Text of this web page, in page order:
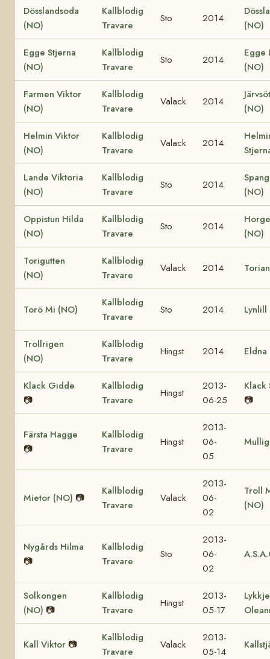
Dösslandsoda
(NO)
Kallblodig
Travare
Sto 2014
(NO)
Egge Stjerna
(NO)
Kallblodig
Travare
Sto 2014
Egge
(NO)
Farmen Viktor
(NO)
Kallblodig
Travare
Valack 2014
(NO)
Helmin Viktor
(NO)
Kallblodig
Travare
Valack 2014
Lande Viktoria
(NO)
Kallblodig
Travare
Sto 2014
(NO)
Oppistun Hilda
(NO)
Kallblodig
Travare
Sto 2014
(NO)
Torigutten
(NO)
Kallblodig
Travare
Valack 2014
Torö Mi (NO)
Kallblodig
Travare
Sto 2014 Lynlill
Trollrigen
(NO)
Kallblodig
Travare
Hingst 2014
Klack Gidde
📷
Kallblodig
Travare
Hingst
2013-
06-25
Klack
📷
Färsta Hagge
📷
Kallblodig
Travare
Hingst
2013-
06-
05
Mietor (NO) 📷
Kallblodig
Travare
Valack
2013-
06-
02
Troll
(NO)
Nygårds Hilma
📷
Kallblodig
Travare
Sto
2013-
06-
02
Solkongen
(NO) 📷
Kallblodig
Travare
Hingst
2013-
05-17
Lykkje
Kall Viktor 📷
Kallblodig
Travare
Valack
2013-
05-14